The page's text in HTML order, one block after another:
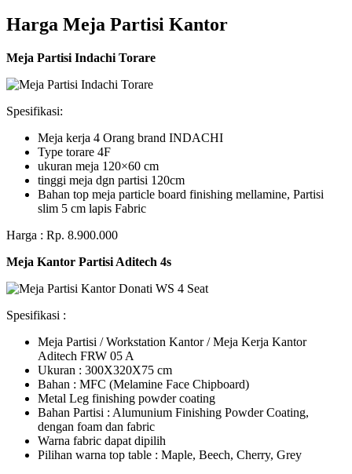
Harga Meja Partisi Kantor
Meja Partisi Indachi Torare
Spesifikasi:
Meja kerja 4 Orang brand INDACHI
Type torare 4F
ukuran meja 120×60 cm
tinggi meja dgn partisi 120cm
Bahan top meja particle board finishing mellamine, Partisi
slim 5 cm lapis Fabric
Harga : Rp. 8.900.000
Meja Kantor Partisi Aditech 4s
Spesifikasi :
Meja Partisi / Workstation Kantor / Meja Kerja Kantor
Aditech FRW 05 A
Ukuran : 300X320X75 cm
Bahan : MFC (Melamine Face Chipboard)
Metal Leg finishing powder coating
Bahan Partisi : Alumunium Finishing Powder Coating,
dengan foam dan fabric
Warna fabric dapat dipilih
Pilihan warna top table : Maple, Beech, Cherry, Grey